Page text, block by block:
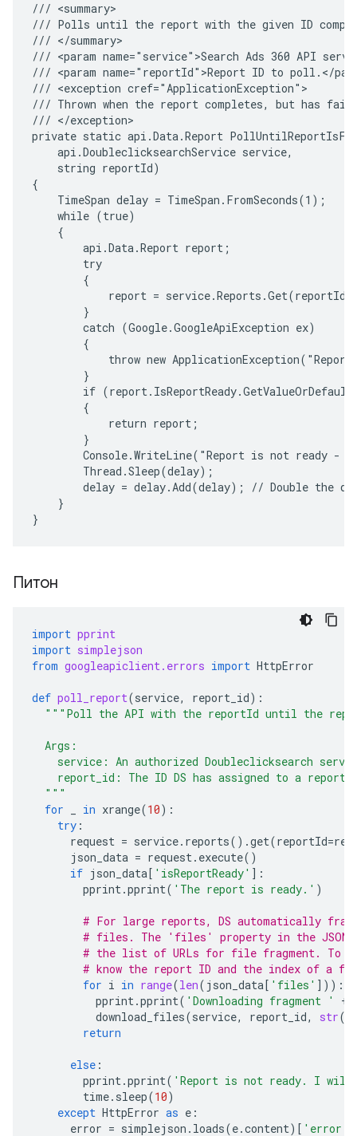
/// <summary>
/// Polls until the report with the given ID
/// </summary>
/// <param name="service">Search Ads 360 API
/// <param name="reportId">Report ID to poll.</
/// <exception cref="ApplicationException">
/// Thrown when the report completes, but has
/// </exception>
private static api.Data.Report
    api.DoubleclicksearchService service,
    string reportId)
{
    TimeSpan delay = TimeSpan.FromSeconds(1);
    while (true)
    {
        api.Data.Report report;
        try
        {
report =
        }
        catch (Google.GoogleApiException ex)
        {
throw new
        }
if
        {
            return report;
        }
Console.WriteLine("Report is not ready -
        Thread.Sleep(delay);
delay = delay.Add(delay); // Double the
    }
}
Питон
import pprint
import simplejson
from googleapiclient.errors import HttpError
def poll_report(service, report_id):
"""Poll the API with the reportId until the
  Args:
service: An authorized Doubleclicksearch
    report_id: The ID DS has assigned to a report.
  """
for
in xrange(10):
try :
request = service. reports() .get(reportId=
json_data = request. execute()
if json_data[ 'isReportReady' ]:
pprint.pprint( 'The report is ready.' )
# For large reports, DS automatically
# files. The 'files' property in the JSON
# the list of URLs for file fragment. To
# know the report ID and the index of a
for i in range(len( json_data[ 'files' ])):
pprint.pprint( 'Downloading fragment ' +
download_files(service, report_id, str(
return
else :
pprint.pprint( 'Report is not ready. I
time. sleep(10)
except HttpError as e :
error = simplejson . loads(e.content)[ 'error'